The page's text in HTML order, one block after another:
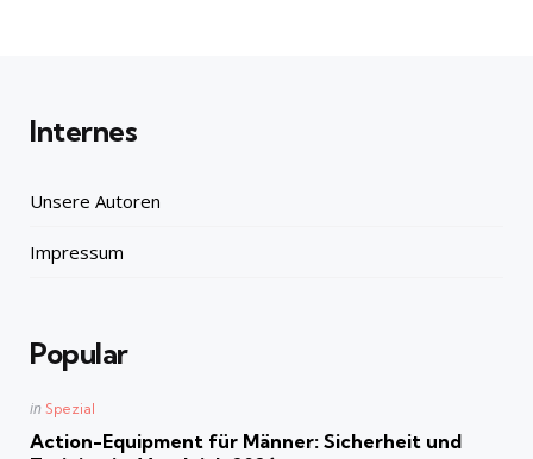
Internes
Unsere Autoren
Impressum
Popular
Posted
in Spezial
Action-Equipment für Männer: Sicherheit und